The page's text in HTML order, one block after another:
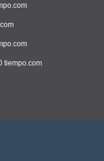
tiempo.com